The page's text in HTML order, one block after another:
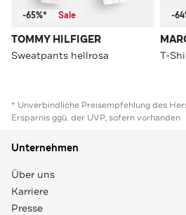
-65%* Sale
TOMMY HILFIGER
Sweatpants hellrosa
-
T-
* Unverbindliche Preisempfehlung des
Ersparnis ggü. der UVP, sofern vorhanden
Unternehmen
Über uns
Karriere
Presse